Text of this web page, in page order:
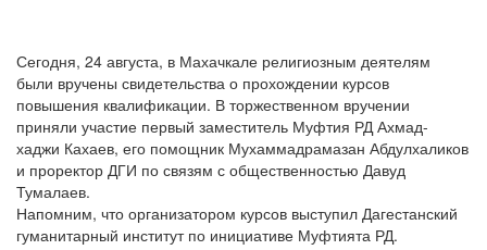
Сегодня, 24 августа, в Махачкале религиозным деятелям
были вручены свидетельства о прохождении курсов
повышения квалификации. В торжественном вручении
приняли участие первый заместитель Муфтия РД Ахмад-
хаджи Кахаев, его помощник Мухаммадрамазан Абдулхаликов
и проректор ДГИ по связям с общественностью Давуд
Тумалаев.
Напомним, что организатором курсов выступил Дагестанский
гуманитарный институт по инициативе Муфтията РД.